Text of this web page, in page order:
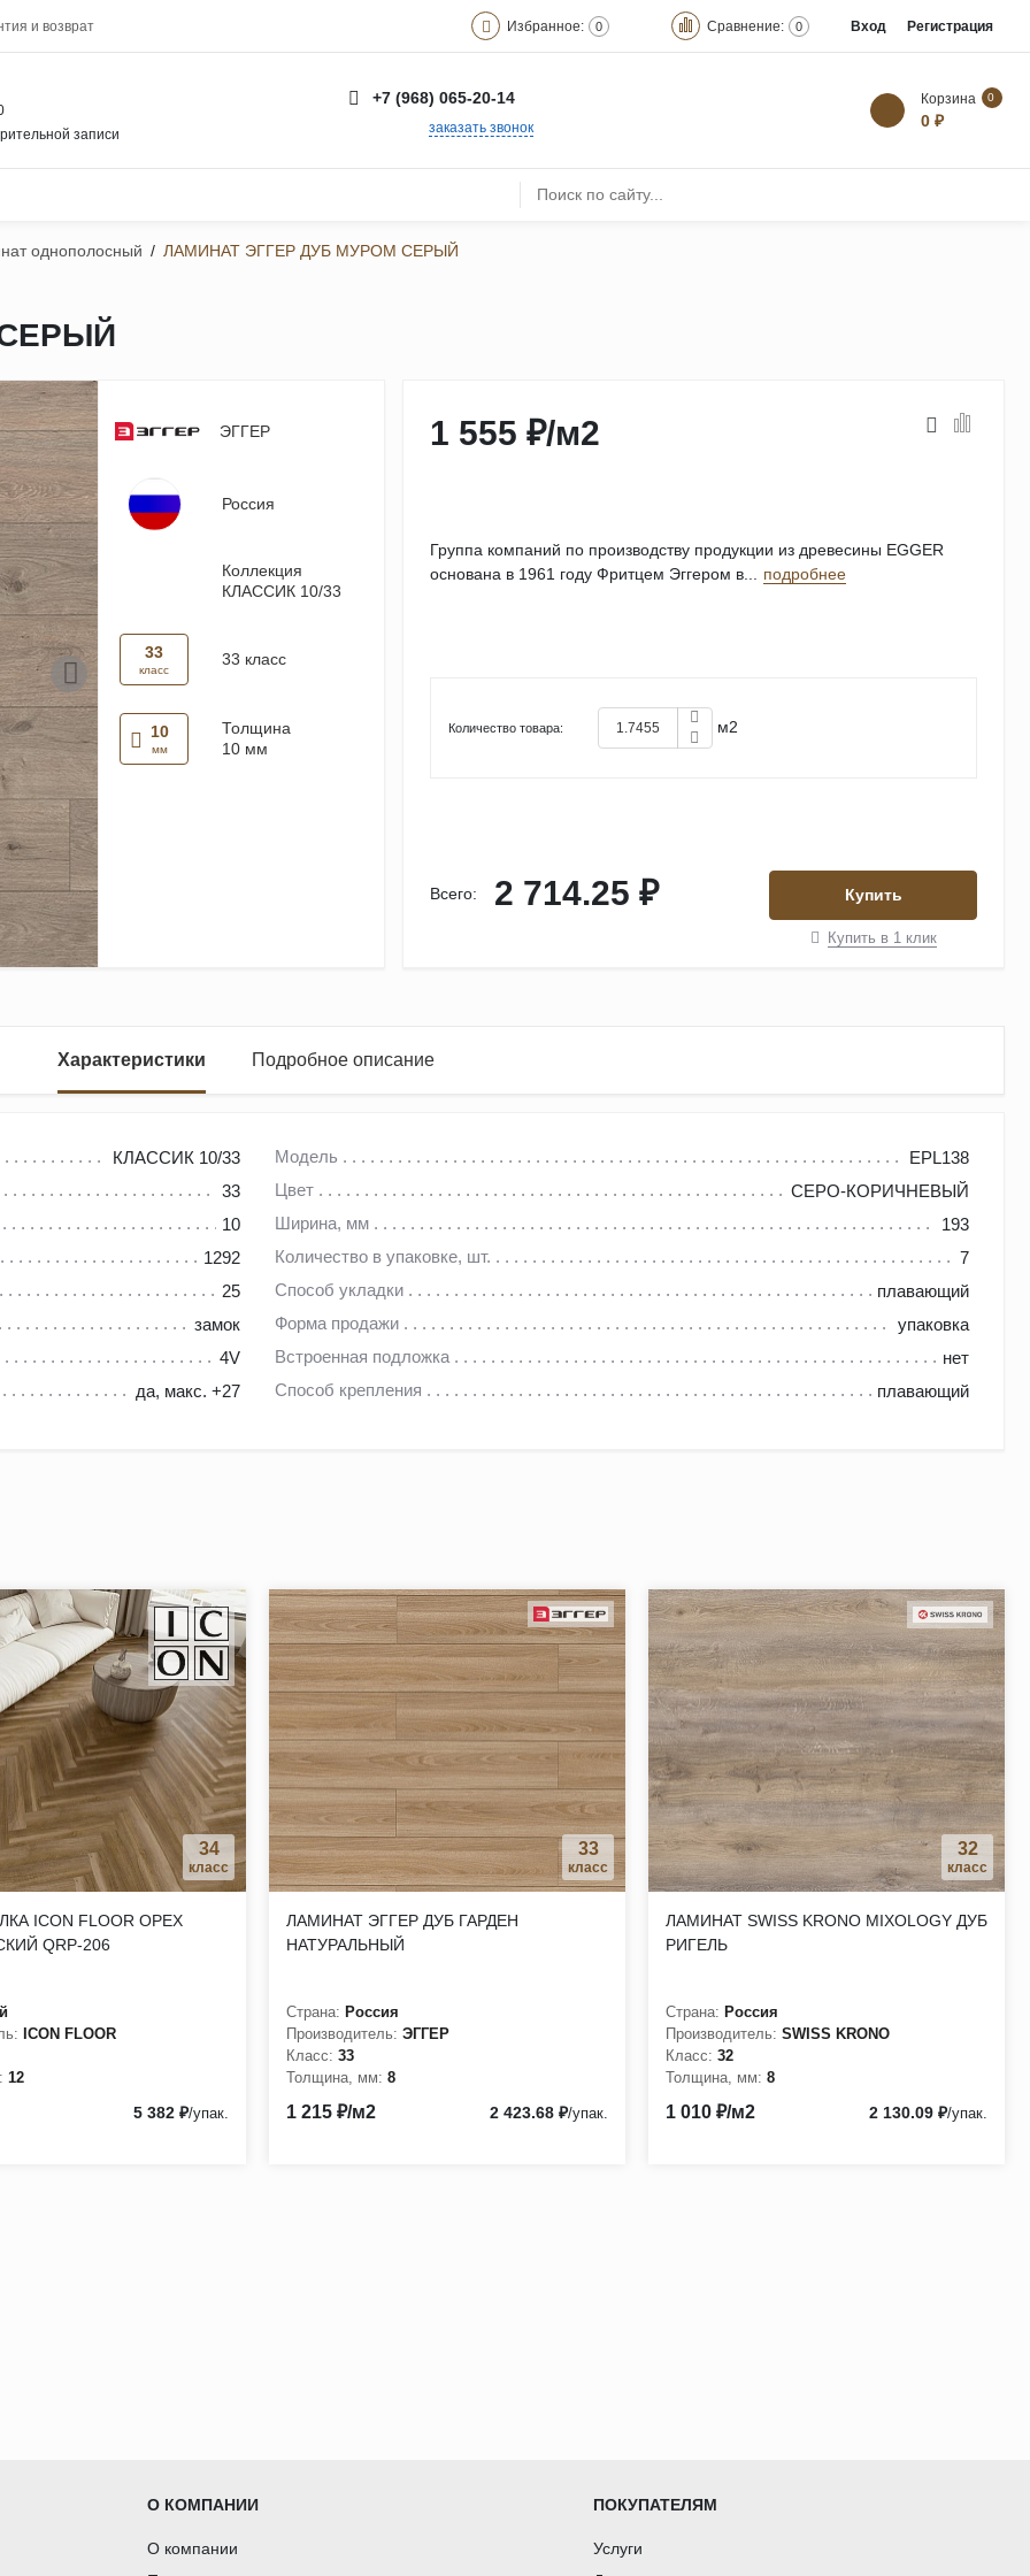
и возврат Избранное: 0 Сравнение: 0 Вход Регистрация
записи
+7 (968) 065-20-14
заказать звонок
Корзина 0
0 ₽
однополосный / ЛАМИНАТ ЭГГЕР ДУБ МУРОМ СЕРЫЙ
ЭГГЕР
Россия
Коллекция
КЛАССИК 10/33
33
класс
33 класс
10
мм
Толщина
10 мм
1 555 ₽/м2
Группа компаний по производству продукции из древесины EGGER
основана в 1961 году Фритцем Эггером в...
подробнее
Количество товара: м2
Всего: 2 714.25 ₽ Купить
Купить в 1 клик
Характеристики Подробное описание
КЛАССИК 10/33 Модель
EPL138
33 Цвет
СЕРО-КОРИЧНЕВЫЙ
10 Ширина, мм
193
1292 Количество в упаковке, шт.
7
25 Способ укладки
плавающий
замок Форма продажи
упаковка
4V Встроенная подложка
нет
да, макс. +27 Способ крепления плавающий
и современным технологиям, используя в работе качественные/экологические материалы и внедряя в
и стилистических решений. Безопасность продукции подтверждена сертификатами качества, что позволяет
детских комнатах, медицинских заведениях и дошкольных учреждениях.
столовых и кухонных зонах;
микроклимату в помещении;
в жилых и коммерческих помещениях;
любой вариант чистки покрытия без потери его эстетичности.
древесина и камень, гладкая и рыхлая, минерал, натуральная структура.
34
класс
ICON FLOOR ОРЕХ
QRP-206
ICON FLOOR
12
5 382 ₽/упак.
33
класс
ЛАМИНАТ ЭГГЕР ДУБ ГАРДЕН
НАТУРАЛЬНЫЙ
Страна: Россия
Производитель: ЭГГЕР
Класс: 33
Толщина, мм: 8
1 215 ₽/м2 2 423.68 ₽/упак.
32
класс
ЛАМИНАТ SWISS KRONO MIXOLOGY ДУБ
РИГЕЛЬ
Страна: Россия
Производитель: SWISS KRONO
Класс: 32
Толщина, мм: 8
1 010 ₽/м2 2 130.09 ₽/упак.
О КОМПАНИИ
О компании
ПОКУПАТЕЛЯМ
Услуги